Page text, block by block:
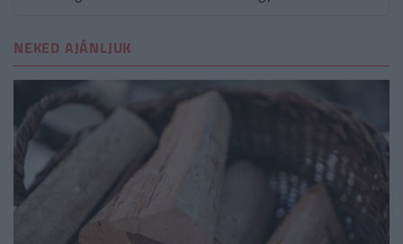
NEKED AJÁNLJUK